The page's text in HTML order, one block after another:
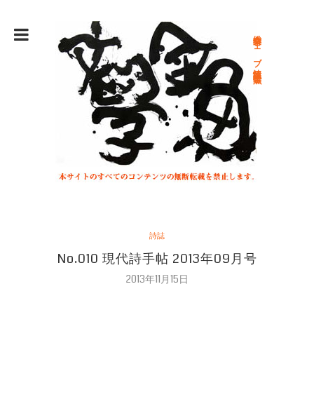
総合文学ウェブ情報誌 文学金魚
詩誌
No.010 現代詩手帖 2013年09月号
2013年11月15日